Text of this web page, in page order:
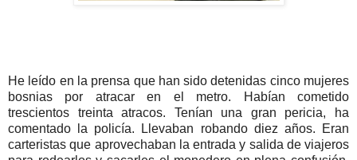
He leído en la prensa que han sido detenidas cinco mujeres
bosnias por atracar en el metro. Habían cometido
trescientos treinta atracos. Tenían una gran pericia, ha
comentado la policía. Llevaban robando diez años. Eran
carteristas que aprovechaban la entrada y salida de viajeros